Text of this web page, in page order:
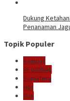
Dukung
Penanaman
Topik Populer
Kampar
REGIONAL
Sumatera
Hot
Bus